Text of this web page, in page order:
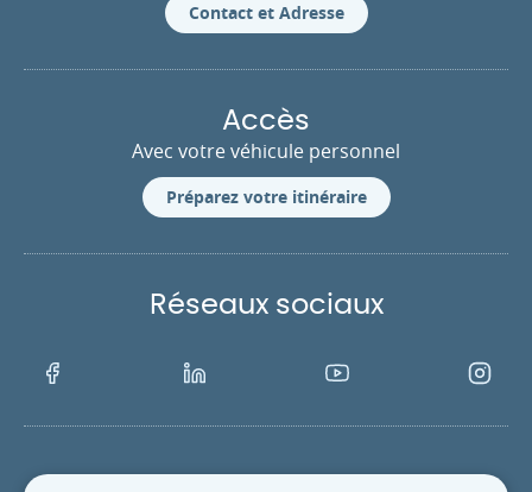
Contact et Adresse
Accès
Avec votre véhicule personnel
Préparez votre itinéraire
Réseaux sociaux
Facebook LinkedIn Youtube